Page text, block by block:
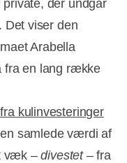
der undgår
Det viser den
Arabella
fra en lang række
kulinvesteringer
samlede værdi af
væk –divestet– fra